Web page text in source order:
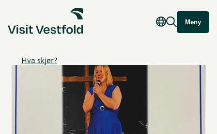
Meny
Hva skjer?